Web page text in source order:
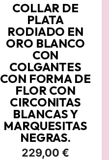
COLLAR DE
PLATA
RODIADO EN
ORO BLANCO
CON
COLGANTES
CON FORMA DE
FLOR CON
CIRCONITAS
BLANCAS Y
MARQUESITAS
NEGRAS.
229,00 €